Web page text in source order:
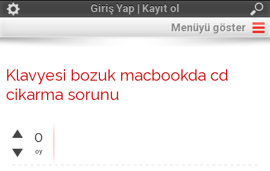
Giriş Yap | Kayıt ol
Menüyü göster
Klavyesi bozuk macbookda cd
cikarma sorunu
0
oy